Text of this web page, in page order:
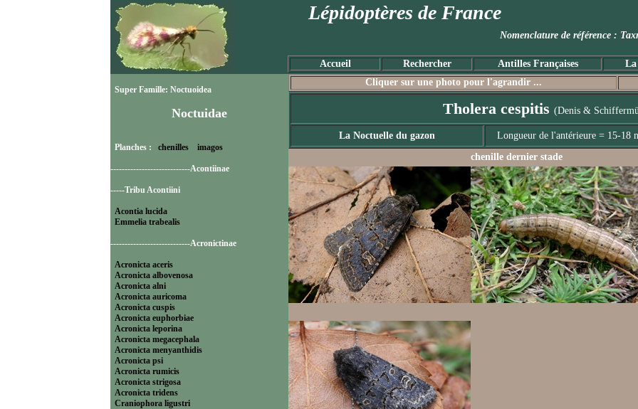
Lépidoptères de France
Nomenclature de référence
Accueil Rechercher Antilles Françaises La
Super Famille: Noctuoidea
Noctuidae
Planches : chenilles imagos
----------------------------Acontiinae
-----Tribu Acontiini
Acontia lucida
Emmelia trabealis
----------------------------Acronictinae
Acronicta aceris
Acronicta albovenosa
Acronicta alni
Acronicta auricoma
Acronicta cuspis
Acronicta euphorbiae
Acronicta leporina
Acronicta megacephala
Acronicta menyanthidis
Acronicta psi
Acronicta rumicis
Acronicta strigosa
Acronicta tridens
Craniophora ligustri
Cliquer sur une photo pour l'agrandir ...
Tholera cespitis (Denis &
La Noctuelle du gazon Longueur de l'antérieure = 15-18
chenille dernier stade